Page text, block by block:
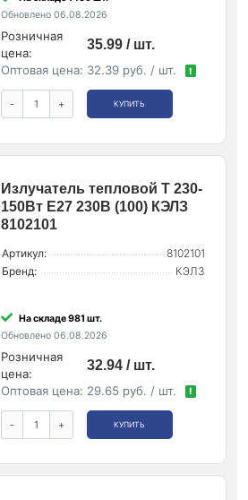
Обновлено 06.08.2026
Розничная
цена:
35.99 / шт.
Оптовая цена: 32.39 руб. / шт. !
- + КУПИТЬ
Излучатель тепловой Т 230-
150Вт E27 230В (100) КЭЛЗ
8102101
Артикул:
8102101
Бренд:
КЭЛЗ
На складе 981 шт.
Обновлено 06.08.2026
Розничная
цена:
32.94 / шт.
Оптовая цена: 29.65 руб. / шт. !
- + КУПИТЬ